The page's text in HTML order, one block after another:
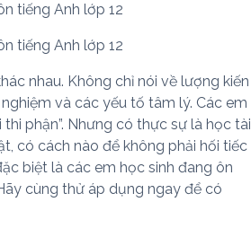
tiếng Anh lớp 12
tiếng Anh lớp 12
nhau. Không chỉ nói về lượng kiến
và các yếu tố tâm lý. Các em
phận”. Nhưng có thực sự là học tài
có cách nào để không phải hối tiếc
biệt là các em học sinh đang ôn
cùng thử áp dụng ngay để có